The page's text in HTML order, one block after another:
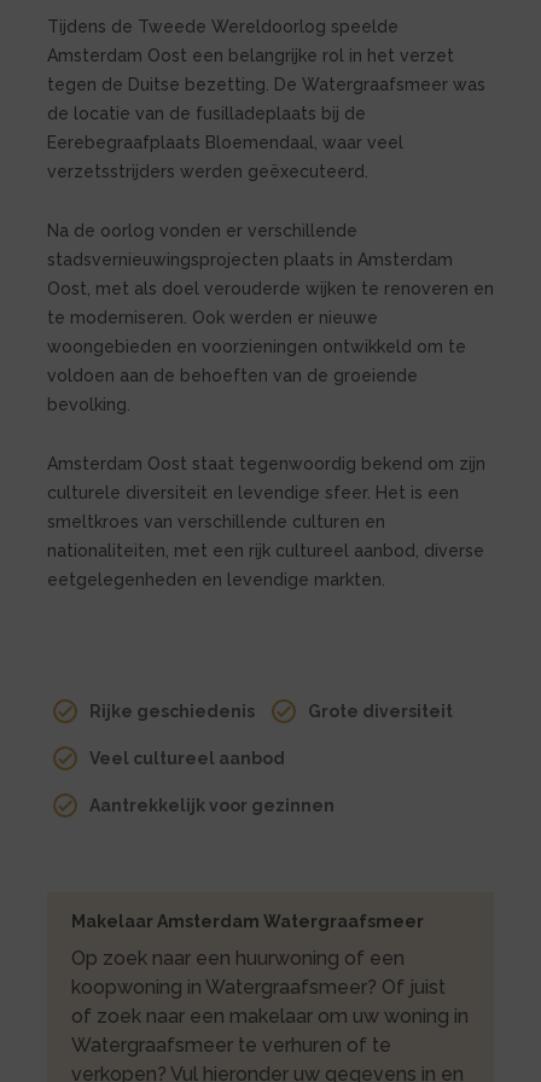
Tijdens de Tweede Wereldoorlog speelde
Amsterdam Oost een belangrijke rol in het verzet
tegen de Duitse bezetting. De Watergraafsmeer was
de locatie van de fusilladeplaats bij de
Eerebegraafplaats Bloemendaal, waar veel
verzetsstrijders werden geëxecuteerd.
Na de oorlog vonden er verschillende
stadsvernieuwingsprojecten plaats in Amsterdam
Oost, met als doel verouderde wijken te renoveren en
te moderniseren. Ook werden er nieuwe
woongebieden en voorzieningen ontwikkeld om te
voldoen aan de behoeften van de groeiende
bevolking.
Amsterdam Oost staat tegenwoordig bekend om zijn
culturele diversiteit en levendige sfeer. Het is een
smeltkroes van verschillende culturen en
nationaliteiten, met een rijk cultureel aanbod, diverse
eetgelegenheden en levendige markten.
Rijke geschiedenis Grote diversiteit
Veel cultureel aanbod
Aantrekkelijk voor gezinnen
Makelaar Amsterdam Watergraafsmeer
Op zoek naar een huurwoning of een
koopwoning in Watergraafsmeer? Of juist
of zoek naar een makelaar om uw woning in
Watergraafsmeer te verhuren of te
verkopen? Vul hieronder uw gegevens in en